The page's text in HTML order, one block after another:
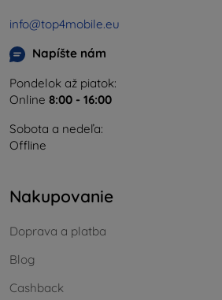
info@top4mobile.eu
Napíšte nám
Pondelok až piatok:
Online 8:00 - 16:00
Sobota a nedeľa:
Offline
Nakupovanie
Doprava a platba
Blog
Cashback